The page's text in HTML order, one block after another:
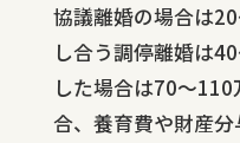
協議離婚の場合は
し合う調停離婚は
した場合は70～
合、養育費や財産